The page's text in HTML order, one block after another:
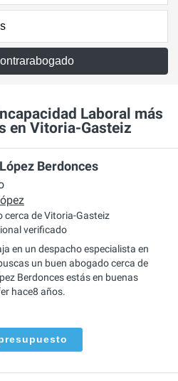
Laboral más
en Vitoria-Gasteiz
Berdonces
cerca de Vitoria-Gasteiz
verificado
en un despacho especialista en
un buen abogado cerca de
Berdonces estás en buenas
hace8 años.